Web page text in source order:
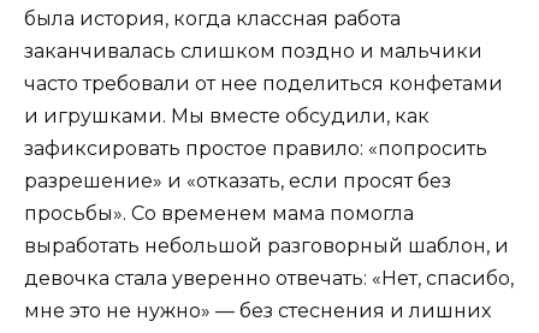
была история, когда классная работа
заканчивалась слишком поздно и мальчики
часто требовали от нее поделиться конфетами
и игрушками. Мы вместе обсудили, как
зафиксировать простое правило: «попросить
разрешение» и «отказать, если просят без
просьбы». Со временем мама помогла
выработать небольшой разговорный шаблон, и
девочка стала уверенно отвечать: «Нет, спасибо,
мне это не нужно» — без стеснения и лишних